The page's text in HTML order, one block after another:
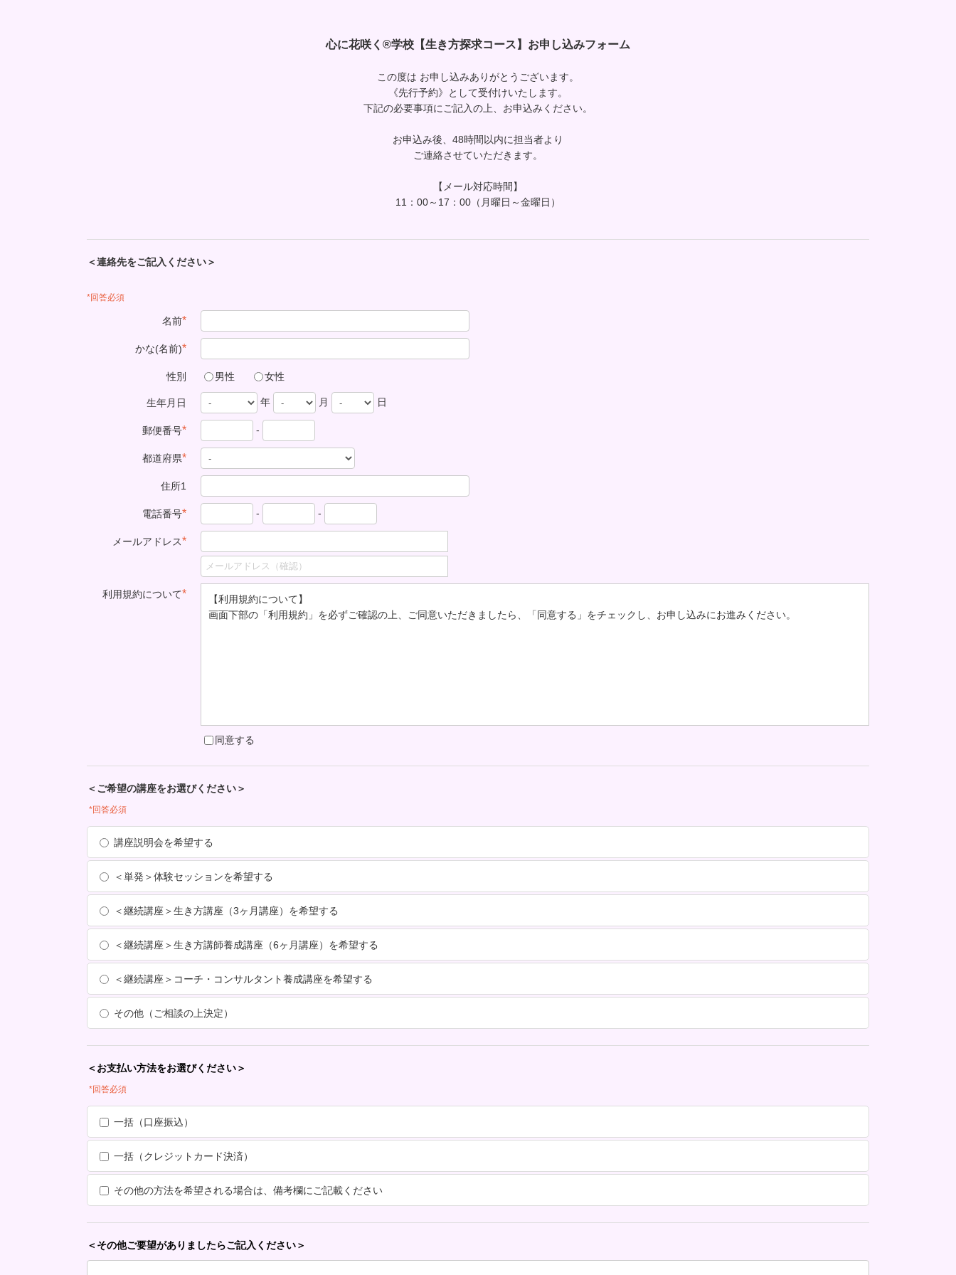
心に花咲く®学校【生き方探求コース】お申し込みフォーム
この度は お申し込みありがとうございます。
《先行予約》として受付けいたします。
下記の必要事項にご記入の上、お申込みください。
お申込み後、48時間以内に担当者より
ご連絡させていただきます。
【メール対応時間】
11：00～17：00（月曜日～金曜日）
＜連絡先をご記入ください＞
*回答必須
名前*
かな(名前)*
性別 男性 女性
生年月日 年 月 日
郵便番号* -
都道府県*
住所1
電話番号* - -
メールアドレス*
利用規約について*
【利用規約について】
画面下部の「利用規約」を必ずご確認の上、ご同意いただきましたら、「同意する」をチェックし、お申し込みにお進みください。
同意する
＜ご希望の講座をお選びください＞
*回答必須
講座説明会を希望する
＜単発＞体験セッションを希望する
＜継続講座＞生き方講座（3ヶ月講座）を希望する
＜継続講座＞生き方講師養成講座（6ヶ月講座）を希望する
＜継続講座＞コーチ・コンサルタント養成講座を希望する
その他（ご相談の上決定）
＜お支払い方法をお選びください＞
*回答必須
一括（口座振込）
一括（クレジットカード決済）
その他の方法を希望される場合は、備考欄にご記載ください
＜その他ご要望がありましたらご記入ください＞